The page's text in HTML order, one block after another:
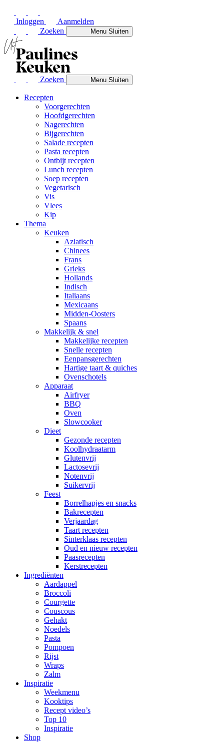
Inloggen
Aanmelden
Zoeken
MenuSluiten
Zoeken MenuSluiten
Recepten
Voorgerechten
Hoofdgerechten
Nagerechten
Bijgerechten
Salade recepten
Pasta recepten
Ontbijt recepten
Lunch recepten
Soep recepten
Vegetarisch
Vis
Vlees
Kip
Thema
Keuken
Aziatisch
Chinees
Frans
Grieks
Hollands
Indisch
Italiaans
Mexicaans
Midden-Oosters
Spaans
Makkelijk & snel
Makkelijke recepten
Snelle recepten
Eenpansgerechten
Hartige taart & quiches
Ovenschotels
Apparaat
Airfryer
BBQ
Oven
Slowcooker
Dieet
Gezonde recepten
Koolhydraatarm
Glutenvrij
Lactosevrij
Notenvrij
Suikervrij
Feest
Borrelhapjes en snacks
Bakrecepten
Verjaardag
Taart recepten
Sinterklaas recepten
Oud en nieuw recepten
Paasrecepten
Kerstrecepten
Ingrediënten
Aardappel
Broccoli
Courgette
Couscous
Gehakt
Noedels
Pasta
Pompoen
Rijst
Wraps
Zalm
Inspiratie
Weekmenu
Kooktips
Recept video’s
Top 10
Inspiratie
Shop